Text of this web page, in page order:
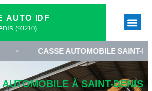
AUTO IDF
(93210)
CASSE AUTOMOBILE SAINT-DENIS
AUTOMOBILE À SAINT-DENIS